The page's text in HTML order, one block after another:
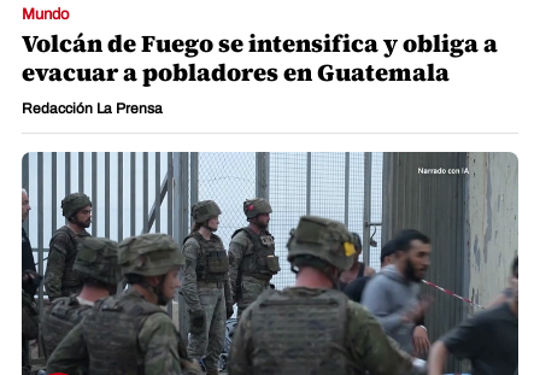
Mundo
Volcán de Fuego se intensifica y obliga a
evacuar a pobladores en Guatemala
Redacción La Prensa